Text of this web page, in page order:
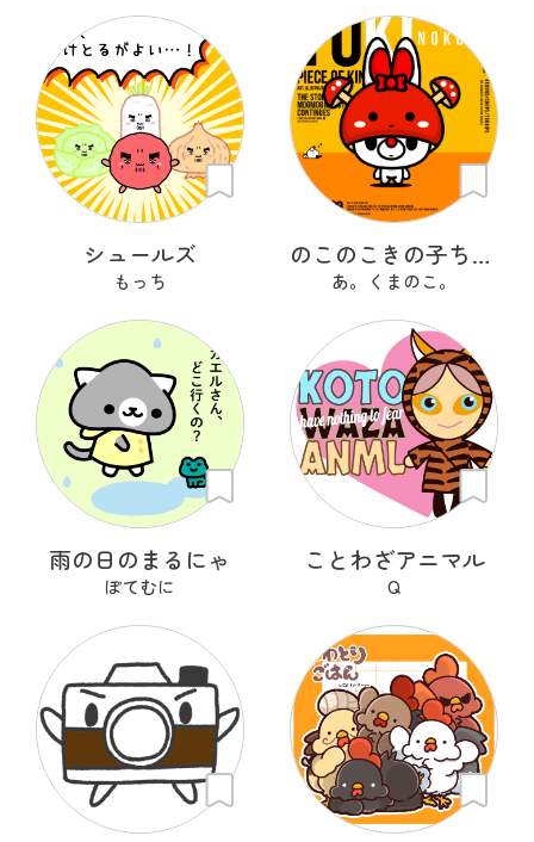
シュールズ
もっち
のこのこきの子ちゃん
あ。くまのこ。
雨の日のまるにゃ
ぽてむに
ことわざアニマル
Q